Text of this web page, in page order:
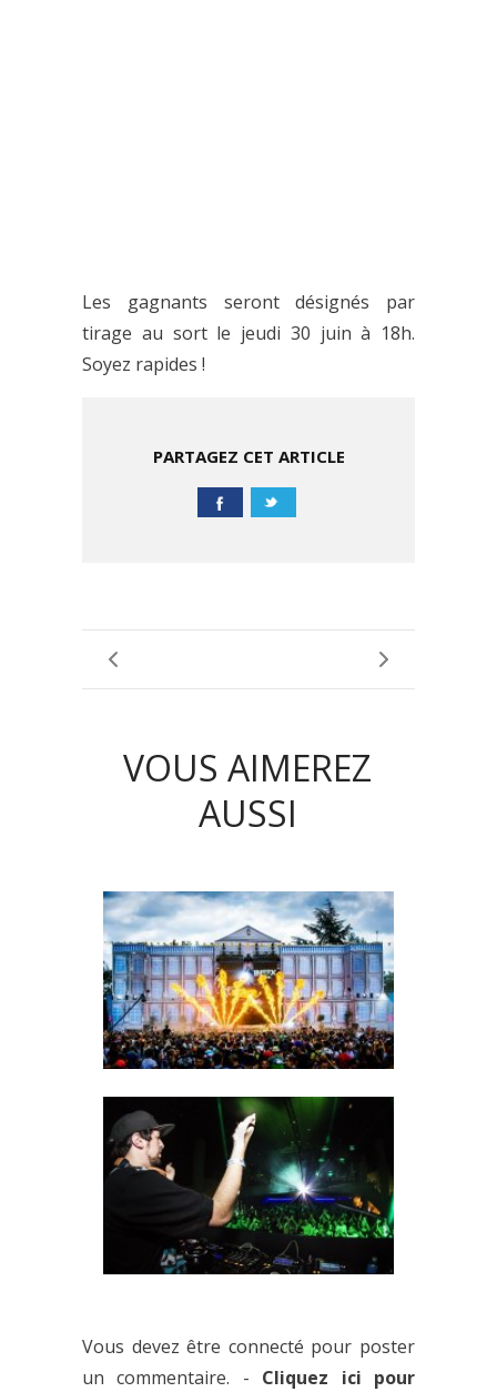
Les gagnants seront désignés par
tirage au sort le jeudi 30 juin à 18h.
Soyez rapides !
PARTAGEZ CET ARTICLE
VOUS AIMEREZ
AUSSI
L’INOX PARK, LA GROSSE TEUF
À CÔTÉ DE PARIS
: LA SUCCESSION DES SOIRÉES
ALL NAKED ! [REPORT]
Vous devez être connecté pour poster
un commentaire. - Cliquez ici pour